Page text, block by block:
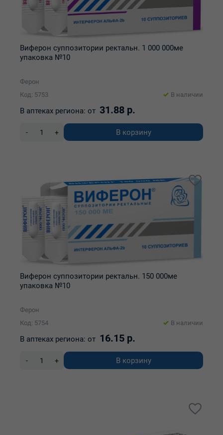
Виферон суппозитории ректальн. 1 000 000ме
упаковка №10
Ферон
Код: 5753
В наличии
В аптеках региона: от 31.88 р.
- + В корзину
Виферон суппозитории ректальн. 150 000ме
упаковка №10
Ферон
Код: 5754
В наличии
В аптеках региона: от 16.15 р.
- + В корзину